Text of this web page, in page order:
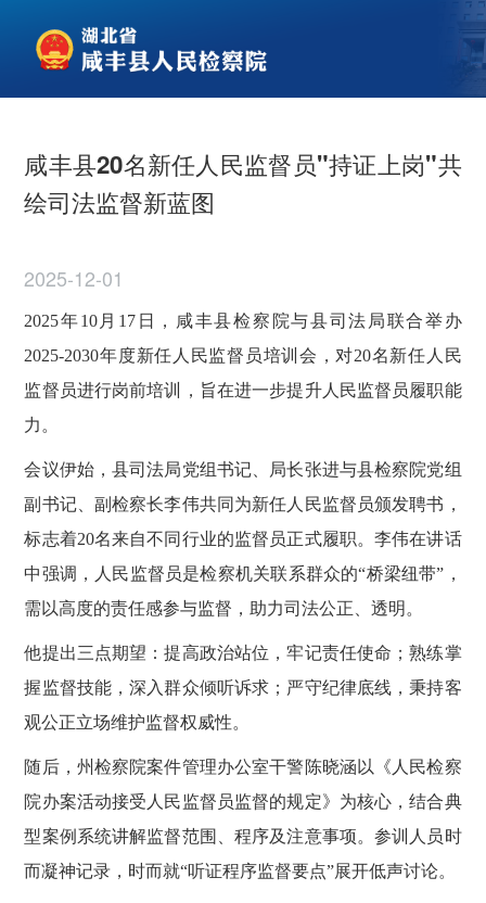
咸丰县20名新任人民监督员"持证上岗"共
绘司法监督新蓝图
2025-12-01
2025年10月17日，咸丰县检察院与县司法局联合举办
2025-2030年度新任人民监督员培训会，对20名新任人民
监督员进行岗前培训，旨在进一步提升人民监督员履职能
力。
会议伊始，县司法局党组书记、局长张进与县检察院党组
副书记、副检察长李伟共同为新任人民监督员颁发聘书，
标志着20名来自不同行业的监督员正式履职。李伟在讲话
中强调，人民监督员是检察机关联系群众的“桥梁纽带”，
需以高度的责任感参与监督，助力司法公正、透明。
他提出三点期望：提高政治站位，牢记责任使命；熟练掌
握监督技能，深入群众倾听诉求；严守纪律底线，秉持客
观公正立场维护监督权威性。
随后，州检察院案件管理办公室干警陈晓涵以《人民检察
院办案活动接受人民监督员监督的规定》为核心，结合典
型案例系统讲解监督范围、程序及注意事项。参训人员时
而凝神记录，时而就“听证程序监督要点”展开低声讨论。